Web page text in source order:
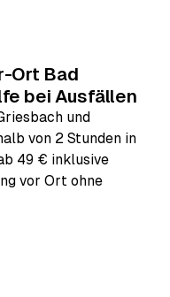
Ort Bad
bei Ausfällen
und
von 2 Stunden in
49 € inklusive
vor Ort ohne